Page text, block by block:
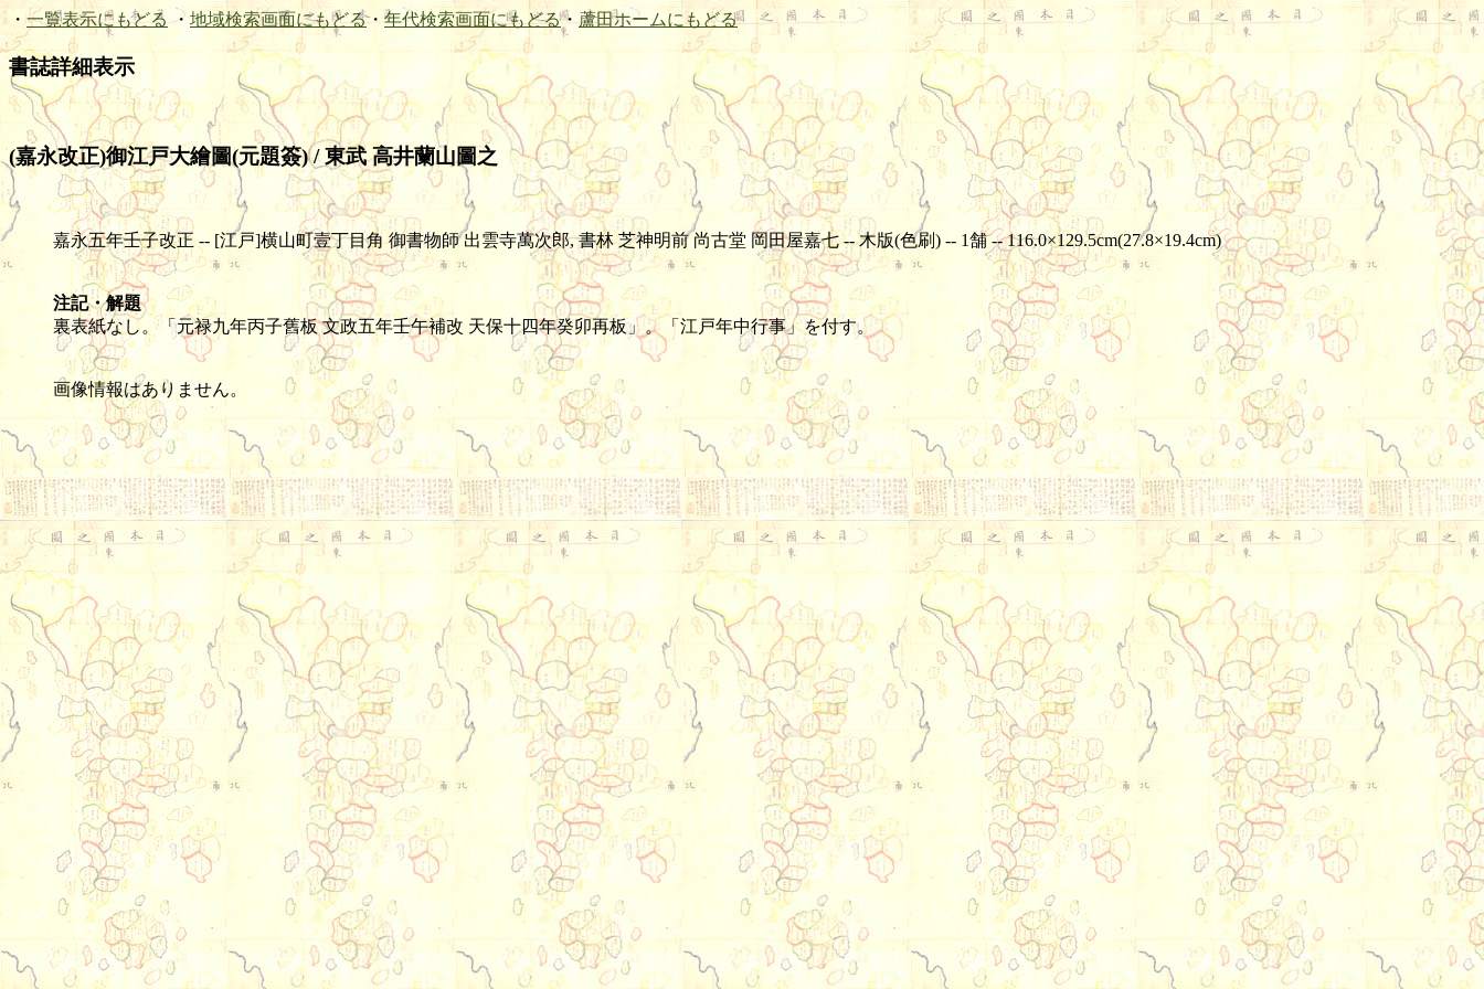
・ 一覧表示にもどる ・ 地域検索画面にもどる・ 年代検索画面にもどる・ 蘆田ホームにもどる
書誌詳細表示
(嘉永改正)御江戸大繪圖(元題簽) / 東武 高井蘭山圖之
嘉永五年壬子改正 -- [江戸]横山町壹丁目角 御書物師 出雲寺萬次郎, 書林 芝神明前 尚古堂 岡田屋嘉七 -- 木版(色刷) -- 1舗 -- 116.0×129.5cm(27.8×19.4cm)
注記・解題
裏表紙なし。「元禄九年丙子舊板 文政五年壬午補改 天保十四年癸卯再板」。「江戸年中行事」を付す。
画像情報はありません。